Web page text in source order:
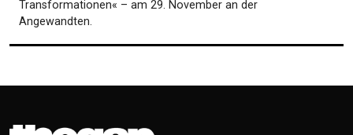
Transformationen« – am 29. November an der
Angewandten.